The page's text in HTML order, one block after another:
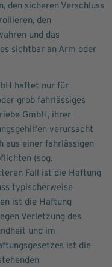
den sicheren Verschluss
den
und das
sichtbar an Arm oder
haftet nur für
grob fahrlässiges
GmbH, ihrer
verursacht
aus einer fahrlässigen
(sog.
Fall ist die Haftung
typischerweise
ist die Haftung
Verletzung des
und im
ist die